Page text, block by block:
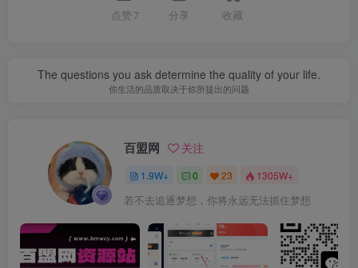
点赞 7 分享 收藏
The questions you ask determine the quality of your life.
你生活的品质取决于你所提出的问题
百盟网 关注
1.9W+ 0 23 1305W+
若不去追逐梦想，你将永远无法抓住梦想